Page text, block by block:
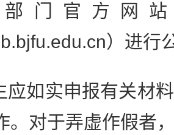
门官方网
）进行
实申报有关材料
。对于弄虚作假者